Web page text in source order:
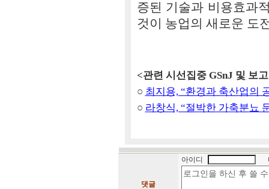
증된 기술과 비용효과
것이 농업의 새로운 도
<관련 시선집중 GSnJ 및 보
○ 최지용, “환경과 축산업의
○ 라창식, “절박한 가축분뇨
댓글
아이디